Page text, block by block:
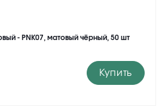
- PNK07, матовый чёрный, 50 шт
Купить